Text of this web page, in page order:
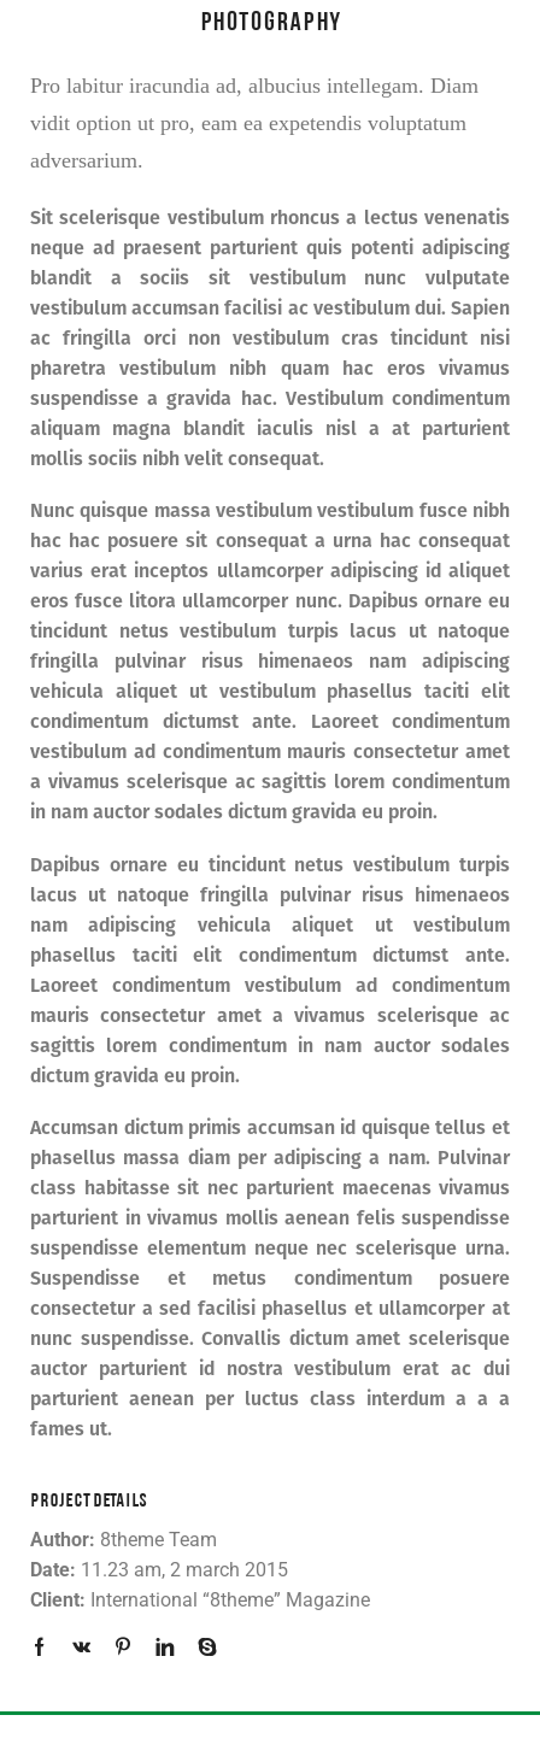
Photography
Pro labitur iracundia ad, albucius intellegam. Diam
vidit option ut pro, eam ea expetendis voluptatum
adversarium.
Sit scelerisque vestibulum rhoncus a lectus venenatis
neque ad praesent parturient quis potenti adipiscing
blandit a sociis sit vestibulum nunc vulputate
vestibulum accumsan facilisi ac vestibulum dui. Sapien
ac fringilla orci non vestibulum cras tincidunt nisi
pharetra vestibulum nibh quam hac eros vivamus
suspendisse a gravida hac. Vestibulum condimentum
aliquam magna blandit iaculis nisl a at parturient
mollis sociis nibh velit consequat.
Nunc quisque massa vestibulum vestibulum fusce nibh
hac hac posuere sit consequat a urna hac consequat
varius erat inceptos ullamcorper adipiscing id aliquet
eros fusce litora ullamcorper nunc. Dapibus ornare eu
tincidunt netus vestibulum turpis lacus ut natoque
fringilla pulvinar risus himenaeos nam adipiscing
vehicula aliquet ut vestibulum phasellus taciti elit
condimentum dictumst ante. Laoreet condimentum
vestibulum ad condimentum mauris consectetur amet
a vivamus scelerisque ac sagittis lorem condimentum
in nam auctor sodales dictum gravida eu proin.
Dapibus ornare eu tincidunt netus vestibulum turpis
lacus ut natoque fringilla pulvinar risus himenaeos
nam adipiscing vehicula aliquet ut vestibulum
phasellus taciti elit condimentum dictumst ante.
Laoreet condimentum vestibulum ad condimentum
mauris consectetur amet a vivamus scelerisque ac
sagittis lorem condimentum in nam auctor sodales
dictum gravida eu proin.
Accumsan dictum primis accumsan id quisque tellus et
phasellus massa diam per adipiscing a nam. Pulvinar
class habitasse sit nec parturient maecenas vivamus
parturient in vivamus mollis aenean felis suspendisse
suspendisse elementum neque nec scelerisque urna.
Suspendisse et metus condimentum posuere
consectetur a sed facilisi phasellus et ullamcorper at
nunc suspendisse. Convallis dictum amet scelerisque
auctor parturient id nostra vestibulum erat ac dui
parturient aenean per luctus class interdum a a a
fames ut.
PROJECT DETAILS
Author: 8theme Team
Date: 11.23 am, 2 march 2015
Client: International “8theme” Magazine